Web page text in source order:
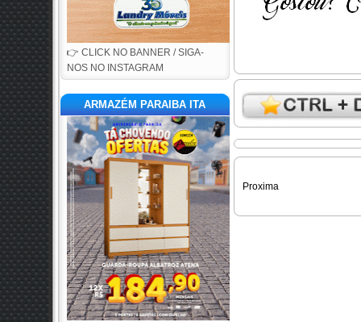
👉 CLICK NO BANNER / SIGA-
NOS NO INSTAGRAM
ARMAZÉM PARAIBA ITA
Proxima